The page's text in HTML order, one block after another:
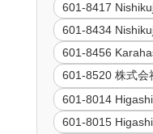
601-8417
601-8434
601-8456
601-8520 株式
601-8014
601-8015